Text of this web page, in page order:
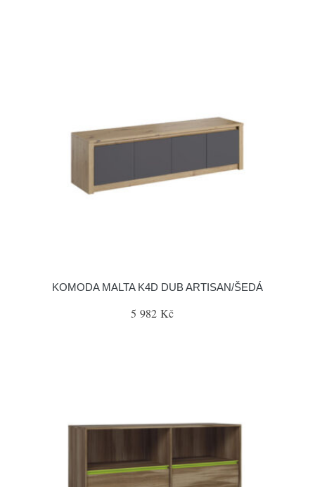
KOMODA MALTA K4D DUB ARTISAN/ŠEDÁ
5 982 Kč